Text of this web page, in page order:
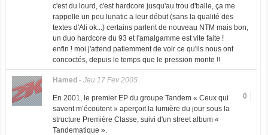
c'est du lourd, c'est hardcore jusqu'au trou d'balle, ça me
rappelle un peu lunatic a leur début (sans la qualité des
textes d'Ali ok...) certains parlent de nouveau NTM mais bon,
un duo hardcore du 93 et l'amalgamme est vite faite !
enfin ! moi j'attend patiemment de voir ce qu'ils nous ont
concoctés, depuis le temps que le pression monte !!
Hamed - Jeu 17 Fev 2005
0
En 2001, le premier EP du groupe Tandem « Ceux qui
savent m’écoutent » aperçoit la lumière du jour sous la
structure Première Classe, suivi d'un street album «
Tandematique ».